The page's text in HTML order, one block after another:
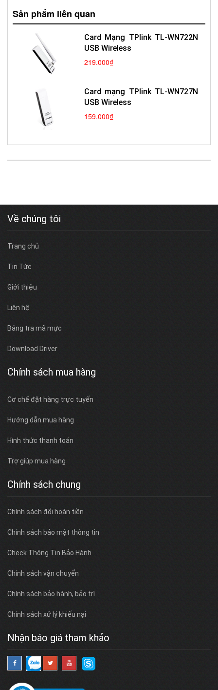
Sản phẩm liên quan
Card Mạng TPlink TL-WN722N
USB Wireless
219.000₫
Card mạng TPlink TL-WN727N
USB Wireless
159.000₫
Về chúng tôi
Trang chủ
Tin Tức
Giới thiệu
Liên hệ
Bảng tra mã mực
Download Driver
Chính sách mua hàng
Cơ chế đặt hàng trực tuyến
Hướng dẫn mua hàng
Hình thức thanh toán
Trợ giúp mua hàng
Chính sách chung
Chính sách đổi hoàn tiền
Chính sách bảo mật thông tin
Check Thông Tin Bảo Hành
Chính sách vận chuyển
Chính sách bảo hành, bảo trì
Chính sách xử lý khiếu nại
Nhận báo giá tham khảo